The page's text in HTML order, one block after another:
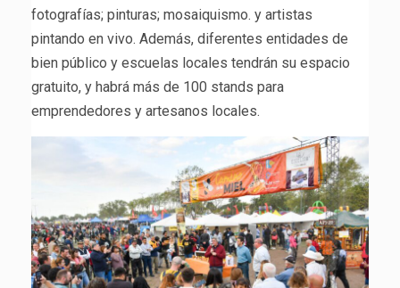
fotografías; pinturas; mosaiquismo. y artistas
pintando en vivo. Además, diferentes entidades de
bien público y escuelas locales tendrán su espacio
gratuito, y habrá más de 100 stands para
emprendedores y artesanos locales.